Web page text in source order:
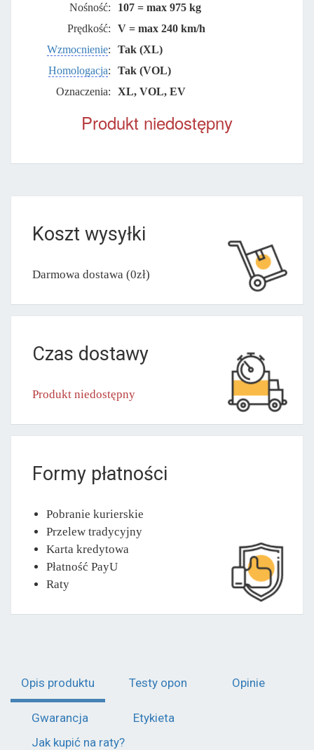
Nośność:
107 = max 975 kg
Prędkość:
V = max 240 km/h
Wzmocnienie:
Tak (XL)
Homologacja:
Tak (VOL)
Oznaczenia:
XL, VOL, EV
Produkt niedostępny
Koszt wysyłki
Darmowa dostawa (0zł)
Czas dostawy
Produkt niedostępny
Formy płatności
Pobranie kurierskie
Przelew tradycyjny
Karta kredytowa
Płatność PayU
Raty
Opis produktu Testy opon Opinie
Gwarancja
Etykieta
Jak kupić na raty?